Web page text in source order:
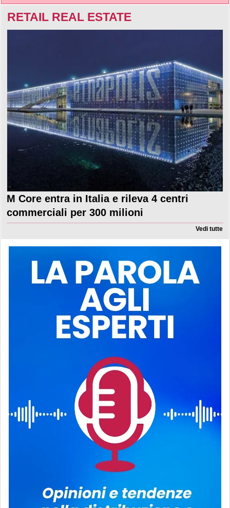
RETAIL REAL ESTATE
M Core entra in Italia e rileva 4 centri
commerciali per 300 milioni
Vedi tutte